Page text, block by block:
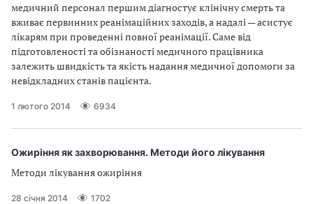
медичний персонал першим діагностує клінічну смерть та
вживає первинних реанімаційних заходів, а надалі — асистує
лікарям при проведенні повної реанімації. Саме від
підготовленості та обізнаності медичного працівника
залежить швидкість та якість надання медичної допомоги за
невідкладних станів пацієнта.
1 лютого 2014 6934
Ожиріння як захворювання. Методи його лікування
Методи лікування ожиріння
28 січня 2014 1702
т
и
б
а
л
и
Б
Р